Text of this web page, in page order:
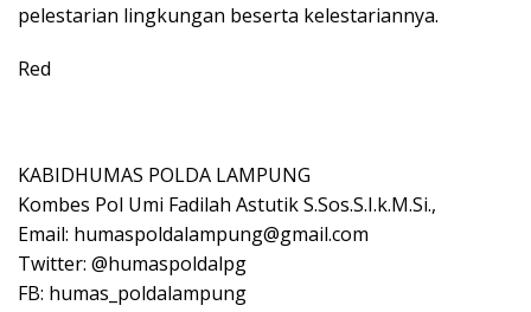
pelestarian lingkungan beserta kelestariannya.
Red
KABIDHUMAS POLDA LAMPUNG
Kombes Pol Umi Fadilah Astutik S.Sos.S.I.k.M.Si.,
Email: humaspoldalampung@gmail.com
Twitter: @humaspoldalpg
FB: humas_poldalampung